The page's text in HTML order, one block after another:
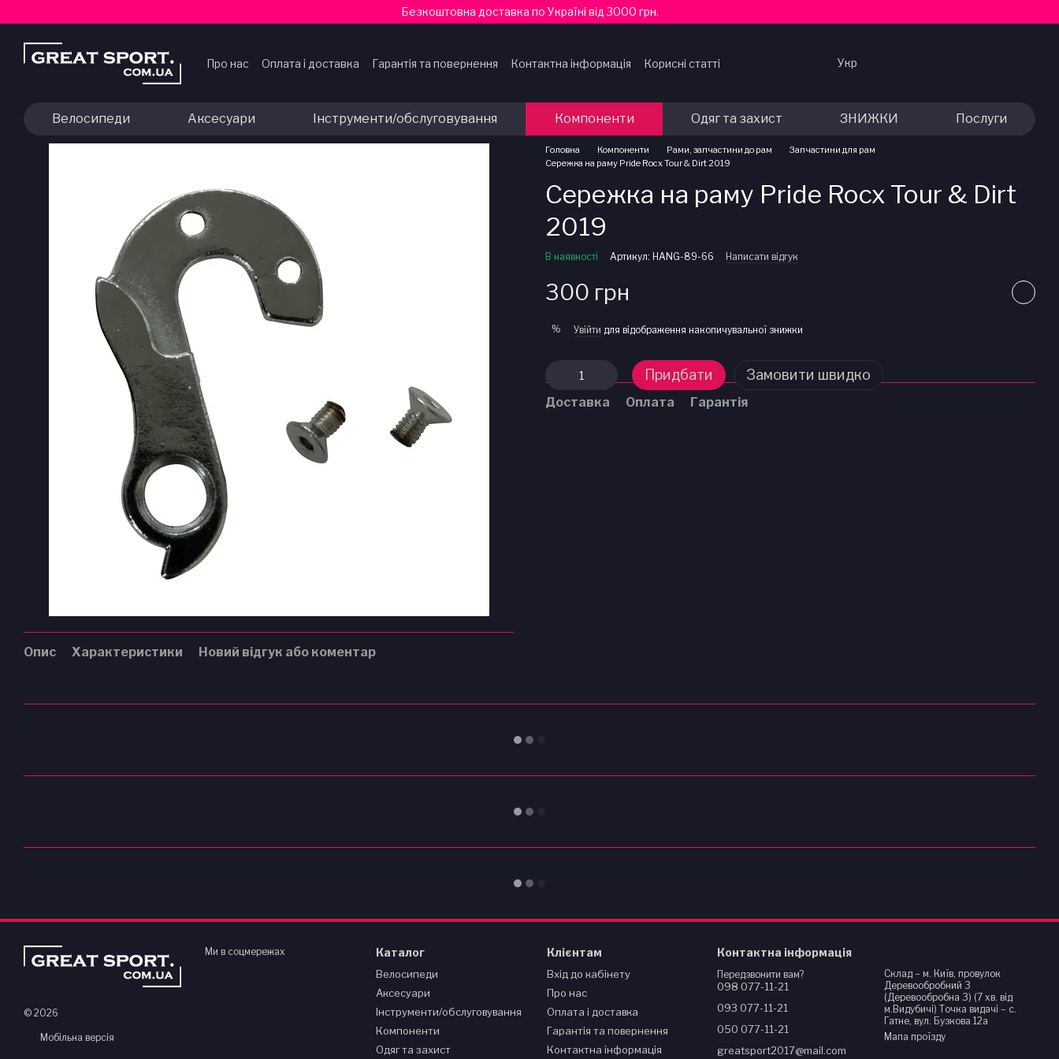
Безкоштовна доставка по Україні від 3000 грн.
Про нас Оплата і доставка Гарантія та повернення Контактна інформація
Корисні статті
Укр
Велосипеди Аксесуари Інструменти/обслуговування Компоненти Одяг та захист ЗНИЖКИ Послуги
Опис Характеристики Новий відгук або коментар
Головна Компоненти Рами, запчастини до рам
Запчастини для рам
Сережка на раму Pride Rocx Tour & Dirt 2019
Сережка на раму Pride Rocx Tour & Dirt
2019
В наявності Артикул: HANG-89-66 Написати відгук
300 грн
% Увійти для відображення накопичувальної знижки
Придбати Замовити швидко
Доставка Оплата Гарантія
© 2026
Мобільна версія
Ми в соцмережах Каталог
Велосипеди
Аксесуари
Інструменти/обслуговування
Компоненти
Одяг та захист
Клієнтам
Вхід до кабінету
Про нас
Оплата і доставка
Гарантія та повернення
Контактна інформація
Контактна інформація
Передзвонити вам?
098 077-11-21
093 077-11-21
050 077-11-21
greatsport2017@mail.com
Склад – м. Київ, провулок
Деревообробний 3
(Деревообробна 3) (7 хв. від
м.Видубичі) Точка видачі – с.
Гатне, вул. Бузкова 12а
Мапа проїзду